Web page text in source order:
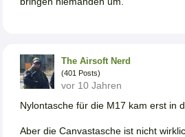
The Airsoft Nerd
(401 Posts)
vor 10 Jahren
Nylontasche für die M17 kam erst in
Aber die Canvastasche ist nicht